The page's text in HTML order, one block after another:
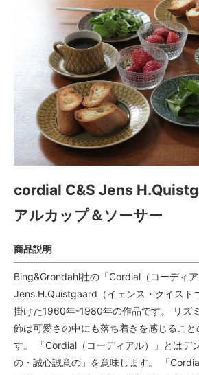
cordial C&S Jens
アルカップ＆ソーサー
商品説明
Bing&Grondahl社の「Cordial（コーディア
Jens.H.Quistgaard（イェンス・クイスト
掛けた1960年-1980年の作品です。 リズ
飾は可愛さの中にも落ち着きを感じるこ
す。 「Cordial（コーディアル）」とはデ
の・誠心誠意の」を意味します。 「